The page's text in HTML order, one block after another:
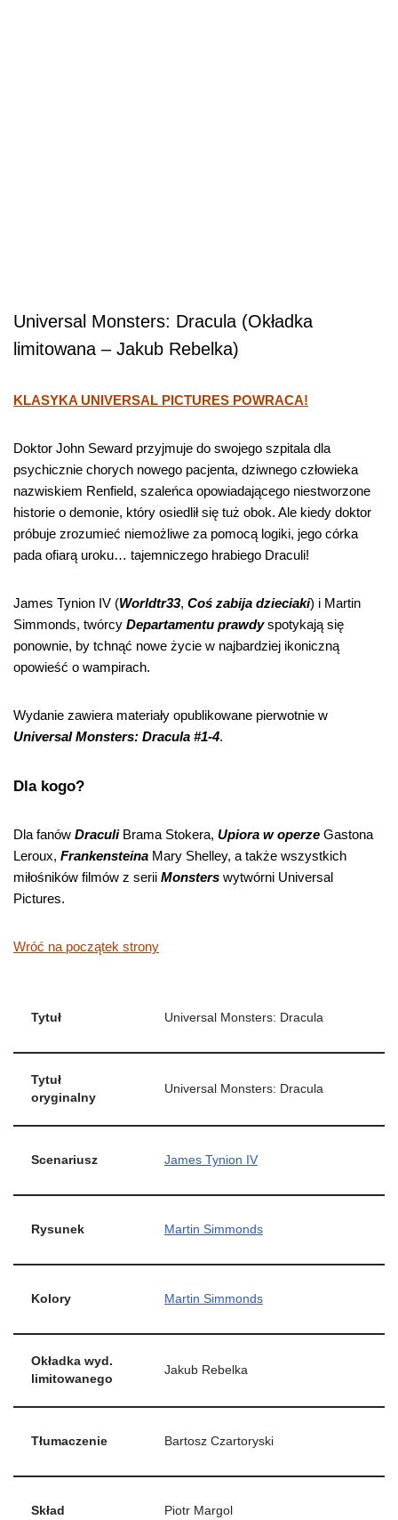
Universal Monsters: Dracula (Okładka
limitowana – Jakub Rebelka)
KLASYKA UNIVERSAL PICTURES POWRACA!
Doktor John Seward przyjmuje do swojego szpitala dla
psychicznie chorych nowego pacjenta, dziwnego człowieka
nazwiskiem Renfield, szaleńca opowiadającego niestworzone
historie o demonie, który osiedlił się tuż obok. Ale kiedy doktor
próbuje zrozumieć niemożliwe za pomocą logiki, jego córka
pada ofiarą uroku… tajemniczego hrabiego Draculi!
James Tynion IV (Worldtr33, Coś zabija dzieciaki) i Martin
Simmonds, twórcy Departamentu prawdyspotykają się
ponownie, by tchnąć nowe życie w najbardziej ikoniczną
opowieść o wampirach.
Wydanie zawiera materiały opublikowane pierwotnie w
Universal Monsters: Dracula #1-4.
Dla kogo?
Dla fanów Draculi Brama Stokera, Upiora w operze Gastona
Leroux, Frankensteina Mary Shelley, a także wszystkich
miłośników filmów z serii Monsters wytwórni Universal
Pictures.
Wróć na początek strony
Tytuł Universal Monsters: Dracula
Tytuł
oryginalny
Universal Monsters: Dracula
Scenariusz James Tynion IV
Rysunek Martin Simmonds
Kolory Martin Simmonds
Okładka wyd.
limitowanego
Jakub Rebelka
Tłumaczenie Bartosz Czartoryski
Skład Piotr Margol